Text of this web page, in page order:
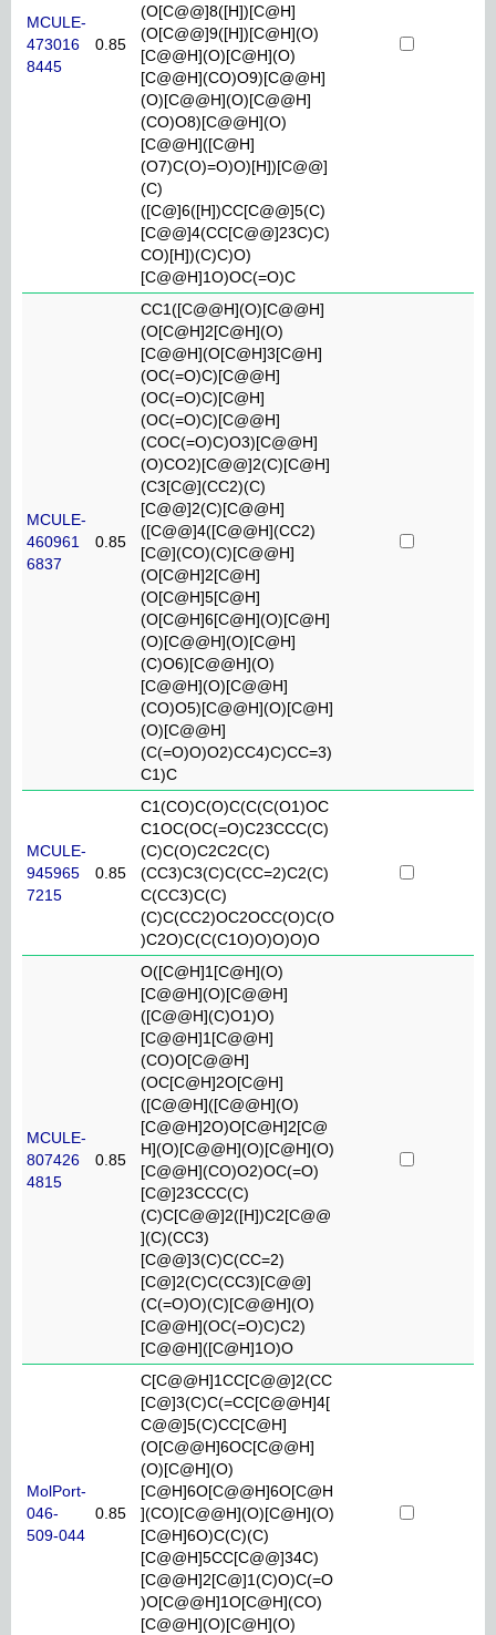
MCULE-
473016
8445
0.85
(O[C@@]8([H])[C@H]
(O[C@@]9([H])[C@H](O)
[C@@H](O)[C@H](O)
[C@@H](CO)O9)[C@@H]
(O)[C@@H](O)[C@@H]
(CO)O8)[C@@H](O)
[C@@H]([C@H]
(O7)C(O)=O)O)[H])[C@@]
(C)
([C@]6([H])CC[C@@]5(C)
[C@@]4(CC[C@@]23C)C)
CO)[H])(C)C)O)
[C@@H]1O)OC(=O)C
MCULE-
460961
6837
0.85
CC1([C@@H](O)[C@@H]
(O[C@H]2[C@H](O)
[C@@H](O[C@H]3[C@H]
(OC(=O)C)[C@@H]
(OC(=O)C)[C@H]
(OC(=O)C)[C@@H]
(COC(=O)C)O3)[C@@H]
(O)CO2)[C@@]2(C)[C@H]
(C3[C@](CC2)(C)
[C@@]2(C)[C@@H]
([C@@]4([C@@H](CC2)
[C@](CO)(C)[C@@H]
(O[C@H]2[C@H]
(O[C@H]5[C@H]
(O[C@H]6[C@H](O)[C@H]
(O)[C@@H](O)[C@H]
(C)O6)[C@@H](O)
[C@@H](O)[C@@H]
(CO)O5)[C@@H](O)[C@H]
(O)[C@@H]
(C(=O)O)O2)CC4)C)CC=3)
C1)C
MCULE-
945965
7215
0.85
C1(CO)C(O)C(C(C(O1)OC
C1OC(OC(=O)C23CCC(C)
(C)C(O)C2C2C(C)
(CC3)C3(C)C(CC=2)C2(C)
C(CC3)C(C)
(C)C(CC2)OC2OCC(O)C(O
)C2O)C(C(C1O)O)O)O)O
MCULE-
807426
4815
0.85
O([C@H]1[C@H](O)
[C@@H](O)[C@@H]
([C@@H](C)O1)O)
[C@@H]1[C@@H]
(CO)O[C@@H]
(OC[C@H]2O[C@H]
([C@@H]([C@@H](O)
[C@@H]2O)O[C@H]2[C@
H](O)[C@@H](O)[C@H](O)
[C@@H](CO)O2)OC(=O)
[C@]23CCC(C)
(C)C[C@@]2([H])C2[C@@
](C)(CC3)
[C@@]3(C)C(CC=2)
[C@]2(C)C(CC3)[C@@]
(C(=O)O)(C)[C@@H](O)
[C@@H](OC(=O)C)C2)
[C@@H]([C@H]1O)O
MolPort-
046-
509-044
0.85
C[C@@H]1CC[C@@]2(CC
[C@]3(C)C(=CC[C@@H]4[
C@@]5(C)CC[C@H]
(O[C@@H]6OC[C@@H]
(O)[C@H](O)
[C@H]6O[C@@H]6O[C@H
](CO)[C@@H](O)[C@H](O)
[C@H]6O)C(C)(C)
[C@@H]5CC[C@@]34C)
[C@@H]2[C@]1(C)O)C(=O
)O[C@@H]1O[C@H](CO)
[C@@H](O)[C@H](O)